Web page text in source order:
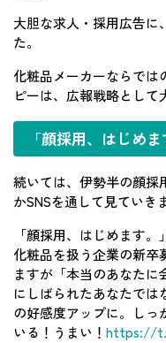
大胆な求人・採用広告に
た。
化粧品メーカーならでは
ピーは、広報戦略として
「顔採用、はじめ
続いては、伊勢半の顔採
かSNSを通して見ていき
「顔採用、はじめます。」
化粧品を扱う企業の新卒
ますが「本当のあなた
にしばられたあなたで
の好感度アップに。しっ
いる！うまい！ https://